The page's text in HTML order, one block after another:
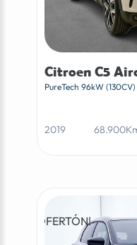
Citroen C5
PureTech 96kW
2019
¡OFERTÓN!